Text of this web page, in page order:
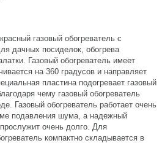
газовый обогреватель с
дачных посиделок, обогрева
Газовый обогреватель имеет
на 360 градусов и направляет
пластина подогревает газовый
чему газовый обогреватель
Газовый обогреватель работает очень
подавления шума, а надежный
очень долго. Для
компактно складывается в